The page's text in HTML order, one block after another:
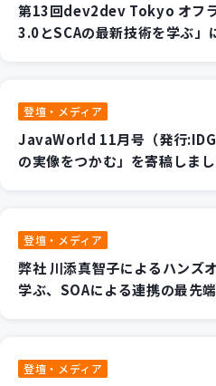
第13回dev2dev Tokyo オフ
3.0とSCAの最新技術を学ぶ」
登壇・メディア
JavaWorld 11月号（発行
の実像をつかむ」を寄稿しまし
登壇・メディア
弊社 川添真智子によるハンズ
学ぶ、SOAによる連携の最先
登壇・メディア